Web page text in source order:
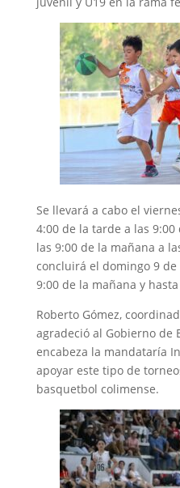
Se llevará a cabo el
4:00 de la tarde a las
las 9:00 de la mañana a
concluirá el domingo 9
9:00 de la mañana y
Roberto Gómez,
agradeció al Gobierno de
encabeza la mandataría
apoyar este tipo de
basquetbol colimense.